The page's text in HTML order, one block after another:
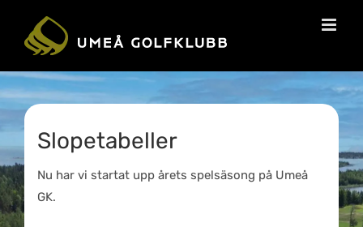
Slopetabeller
Nu har vi startat upp årets spelsäsong på Umeå
GK.